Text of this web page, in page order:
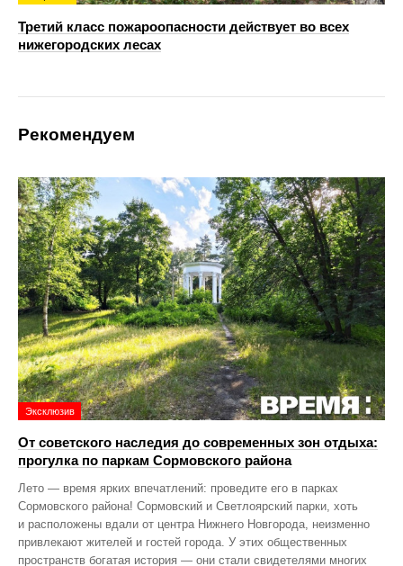
Третий класс пожароопасности действует во всех
нижегородских лесах
Рекомендуем
Эксклюзив
От советского наследия до современных зон отдыха:
прогулка по паркам Сормовского района
Лето — время ярких впечатлений: проведите его в парках
Сормовского района! Сормовский и Светлоярский парки, хоть
и расположены вдали от центра Нижнего Новгорода, неизменно
привлекают жителей и гостей города. У этих общественных
пространств богатая история — они стали свидетелями многих